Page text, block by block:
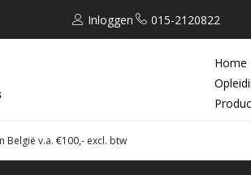
Inloggen 015-2120822
Home
v.a. €100,- excl. btw